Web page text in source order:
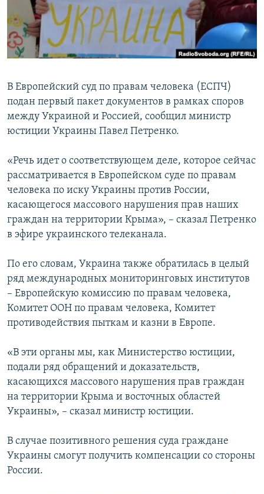
ПОБЕДИТЕЛЕЙ НЕ СУДЯТ?
КРЫМ.НЕПОКОРЕННЫЙ
ELIFBE
ПРИСОЕДИНЯЙТЕСЬ!
Все сайты RFE/RL
В Европейский суд по правам человека (ЕСПЧ)
подан первый пакет документов в рамках споров
между Украиной и Россией, сообщил министр
юстиции Украины Павел Петренко.
«Речь идет о соответствующем деле, которое сейчас
рассматривается в Европейском суде по правам
человека по иску Украины против России,
касающегося массового нарушения прав наших
граждан на территории Крыма», – сказал Петренко
в эфире украинского телеканала.
По его словам, Украина также обратилась в целый
ряд международных мониторинговых институтов
– Европейскую комиссию по правам человека,
Комитет ООН по правам человека, Комитет
противодействия пыткам и казни в Европе.
«В эти органы мы, как Министерство юстиции,
подали ряд обращений и доказательств,
касающихся массового нарушения прав граждан
на территории Крыма и восточных областей
Украины», – сказал министр юстиции.
В случае позитивного решения суда граждане
Украины смогут получить компенсации со стороны
России.